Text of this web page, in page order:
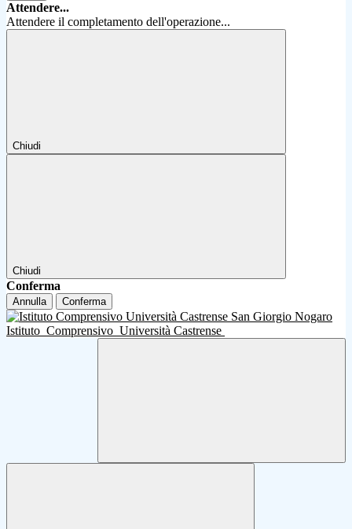
Attendere...
Attendere il completamento dell'operazione...
Chiudi
Chiudi
Conferma
Annulla Conferma
Istituto Comprensivo Università Castrense